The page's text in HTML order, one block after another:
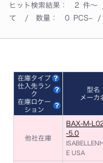
ヒット検索結果： 2 件～
て
/ 数量： 0 PCS~ /
在庫タイプ
仕入先ラン
ク
在庫ロケー
ション
型名
メーカ
他社在庫
BAX-M-
-5.0
E USA